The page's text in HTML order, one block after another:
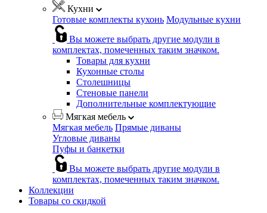
Кухни
Готовые комплекты кухонь Модульные кухни
Вы можете выбрать другие модули в
комплектах, помеченных таким значком.
Товары для кухни
Кухонные столы
Столешницы
Стеновые панели
Дополнительные комплектующие
Мягкая мебель
Мягкая мебель Прямые диваны
Угловые диваны
Пуфы и банкетки
Вы можете выбрать другие модули в
комплектах, помеченных таким значком.
Коллекции
Товары со скидкой